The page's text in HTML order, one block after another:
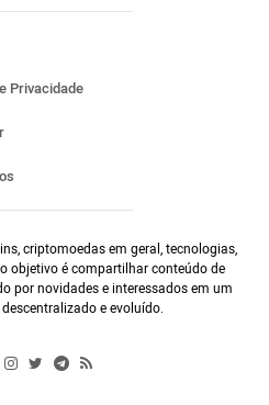
Privacidade
criptomoedas em geral, tecnologias,
objetivo é compartilhar conteúdo de
por novidades e interessados em um
e evoluído.